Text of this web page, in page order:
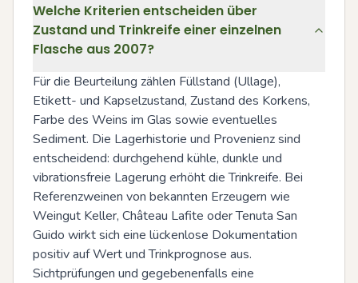
Welche Kriterien entscheiden über
Zustand und Trinkreife einer einzelnen
Flasche aus 2007?
Für die Beurteilung zählen Füllstand (Ullage),
Etikett- und Kapselzustand, Zustand des Korkens,
Farbe des Weins im Glas sowie eventuelles
Sediment. Die Lagerhistorie und Provenienz sind
entscheidend: durchgehend kühle, dunkle und
vibrationsfreie Lagerung erhöht die Trinkreife. Bei
Referenzweinen von bekannten Erzeugern wie
Weingut Keller, Château Lafite oder Tenuta San
Guido wirkt sich eine lückenlose Dokumentation
positiv auf Wert und Trinkprognose aus.
Sichtprüfungen und gegebenenfalls eine